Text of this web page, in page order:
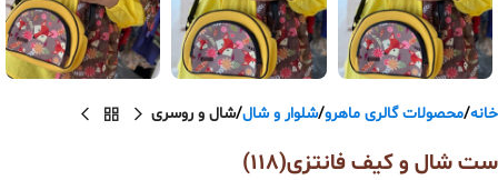
خانه محصولات گالری ماهرو شلوار و شال شال و روسری
ست شال و کیف فانتزی(118)